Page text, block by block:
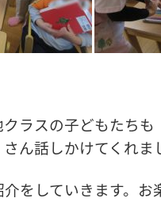
ラスの子どもたちも
ん話しかけてくれま
をしていきます。お